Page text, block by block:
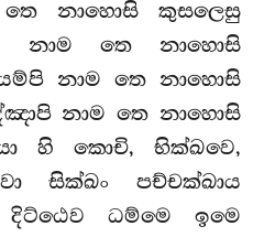
නාහොසි කුසලෙසු
නාම තෙ නාහොසි
නාම තෙ නාහොසි
නාම තෙ නාහොසි
හි කොචි, භික්ඛවෙ,
සික්ඛං පච්චක්ඛාය
දිට්ඨෙව ධම්මෙ ඉමෙ